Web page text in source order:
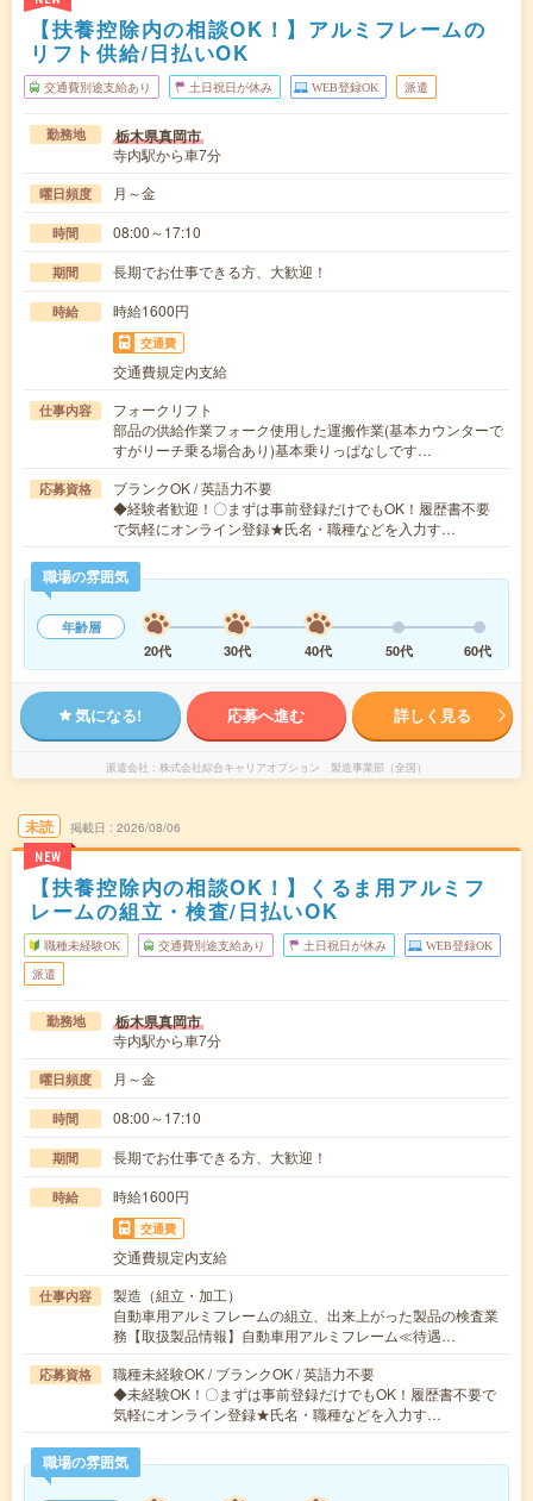
【扶養控除内の相談OK！】アルミフレームの
リフト供給/日払いOK
交通費別途支給あり 土日祝日が休み WEB登録OK 派遣
勤務地 栃木県真岡市
寺内駅から車7分
曜日頻度 月～金
時間 08:00～17:10
期間 長期でお仕事できる方、大歓迎！
時給 時給1600円
交通費
交通費規定内支給
仕事内容
フォークリフト
部品の供給作業フォーク使用した運搬作業(基本カウンターで
すがリーチ乗る場合あり)基本乗りっぱなしです…
応募資格
ブランクOK / 英語力不要
◆経験者歓迎！〇まずは事前登録だけでもOK！履歴書不要
で気軽にオンライン登録★氏名・職種などを入力す…
職場の雰囲気
年齢層
20代
30代 40代 50代 60代
気になる! 応募へ進む 詳しく見る
派遣会社 株式会社綜合キャリアオプション 製造事業部（全国）
未読
NEW
掲載日 2026/08/06
【扶養控除内の相談OK！】くるま用アルミフ
レームの組立・検査/日払いOK
職種未経験OK 交通費別途支給あり 土日祝日が休み WEB登録OK
派遣
勤務地 栃木県真岡市
寺内駅から車7分
曜日頻度 月～金
時間 08:00～17:10
期間 長期でお仕事できる方、大歓迎！
時給 時給1600円
交通費
交通費規定内支給
仕事内容
製造（組立・加工）
自動車用アルミフレームの組立、出来上がった製品の検査業
務【取扱製品情報】自動車用アルミフレーム≪待遇…
応募資格
職種未経験OK / ブランクOK / 英語力不要
◆未経験OK！〇まずは事前登録だけでもOK！履歴書不要で
気軽にオンライン登録★氏名・職種などを入力す…
職場の雰囲気